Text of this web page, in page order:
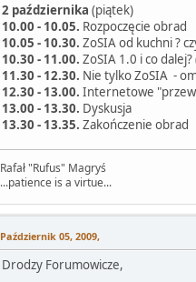
2 października (piątek)
10.00 - 10.05. Rozpoczęcie obrad
10.05 - 10.30. ZoSIA od kuchni ?
10.30 - 11.00. ZoSIA 1.0 i co dalej?
11.30 - 12.30. Nie tylko ZoSIA -
12.30 - 13.00. Internetowe
13.00 - 13.30. Dyskusja
13.30 - 13.35. Zakończenie obrad
Rafał "Rufus" Magryś
...patience is a virtue...
Październik 05, 2009,
Drodzy Forumowicze,